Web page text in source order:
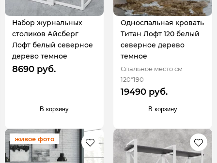
Набор журнальных
столиков Айсберг
Лофт белый северное
дерево темное
8690 руб.
В корзину
Односпальная кровать
Титан Лофт 120 белый
северное дерево
темное
Спальное место см
120*190
19490 руб.
В корзину
живое фото